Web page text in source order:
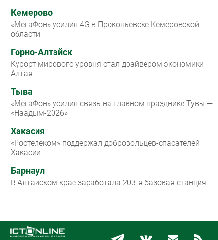
Кемерово
«МегаФон» усилил 4G в Прокопьевске Кемеровской
области
Горно-Алтайск
Курорт мирового уровня стал драйвером экономики
Алтая
Тыва
«МегаФон» усилил связь на главном празднике Тувы —
«Наадым-2026»
Хакасия
«Ростелеком» поддержал добровольцев-спасателей
Хакасии
Барнаул
В Алтайском крае заработала 203-я базовая станция